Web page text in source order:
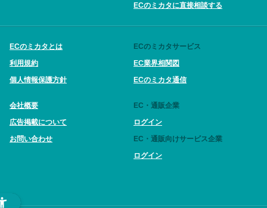
ECのミカタに直接相談する
ECのミカタとは
利用規約
個人情報保護方針
会社概要
広告掲載について
お問い合わせ
ECのミカタサービス
EC業界相関図
ECのミカタ通信
EC・通販企業
ログイン
EC・通販向けサービス企業
ログイン